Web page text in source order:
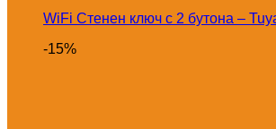
WiFi Стенен ключ с 2 бутона –
-15%